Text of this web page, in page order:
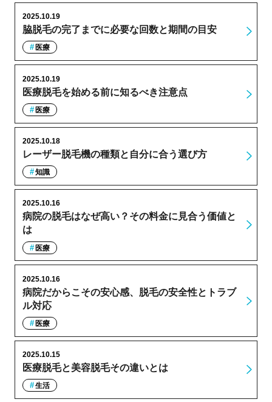
脇脱毛の完了までに必要な回数と期間の目安
2025.10.19
医療
医療脱毛を始める前に知るべき注意点
2025.10.19
医療
レーザー脱毛機の種類と自分に合う選び方
2025.10.18
知識
病院の脱毛はなぜ高い？その料金に見合う価値と
は
2025.10.16
医療
病院だからこその安心感、脱毛の安全性とトラブ
ル対応
2025.10.16
医療
医療脱毛と美容脱毛その違いとは
2025.10.15
生活